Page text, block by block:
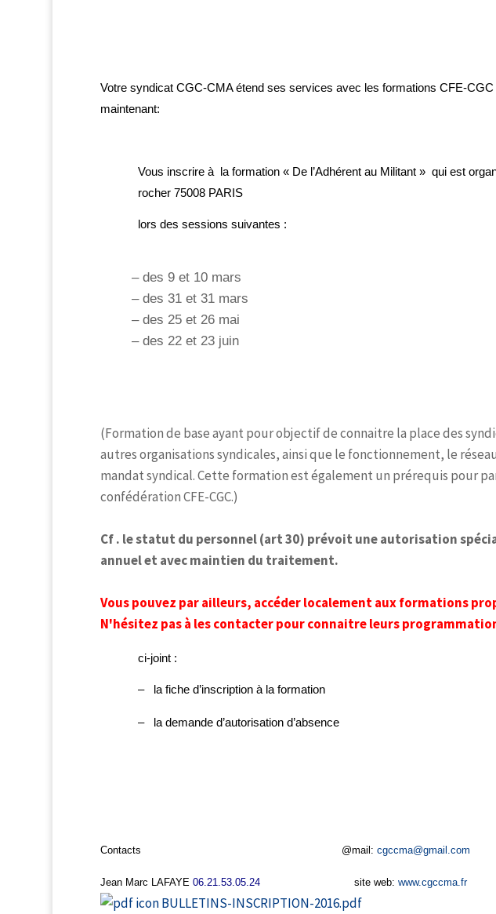
Votre syndicat CGC-CMA étend ses services avec les formations CFE-
maintenant:
Vous inscrire à la formation « De l’Adhérent au Militant »qui est
rocher 75008 PARIS
lors des sessions suivantes :
– des 9 et 10 mars
– des 31 et 31 mars
– des 25 et 26 mai
– des 22 et 23 juin
(Formation de base ayant pour objectif de connaitre la place des
autres organisations syndicales, ainsi que le fonctionnement, le
mandat syndical. Cette formation est également un prérequis pour
confédération CFE-CGC.)
Cf . le statut du personnel (art 30) prévoit une autorisation
annuel et avec maintien du traitement.
Vous pouvez par ailleurs, accéder localement aux formations
N'hésitez pas à les contacter pour connaitre leurs
ci-joint :
– la fiche d’inscription à la formation
– la demande d’autorisation d’absence
Contacts @mail: cgccma@gmail.com
Jean Marc LAFAYE 06.21.53.05.24site web: www.cgccma.fr
BULLETINS-INSCRIPTION-2016.pdf